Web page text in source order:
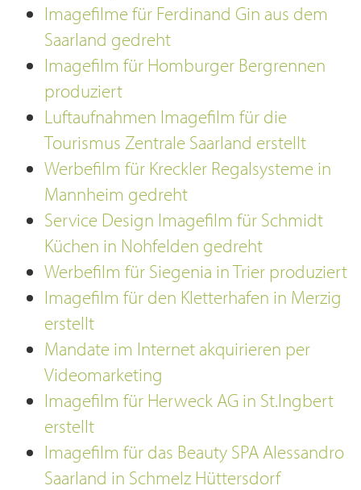
Imagefilme für Ferdinand Gin aus dem
Saarland gedreht
Imagefilm für Homburger Bergrennen
produziert
Luftaufnahmen Imagefilm für die
Tourismus Zentrale Saarland erstellt
Werbefilm für Kreckler Regalsysteme in
Mannheim gedreht
Service Design Imagefilm für Schmidt
Küchen in Nohfelden gedreht
Werbefilm für Siegenia in Trier produziert
Imagefilm für den Kletterhafen in Merzig
erstellt
Mandate im Internet akquirieren per
Videomarketing
Imagefilm für Herweck AG in St.Ingbert
erstellt
Imagefilm für das Beauty SPA Alessandro
Saarland in Schmelz Hüttersdorf